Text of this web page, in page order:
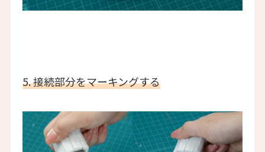
5. 接続部分をマーキングする